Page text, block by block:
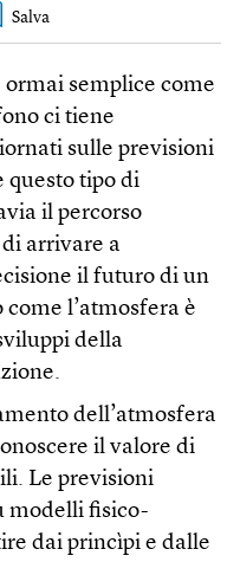
semplice come
ci tiene
sulle previsioni
questo tipo di
il percorso
arrivare a
il futuro di un
come l’atmosfera è
della
dell’atmosfera
il valore di
Le previsioni
modelli fisico-
dai princìpi e dalle